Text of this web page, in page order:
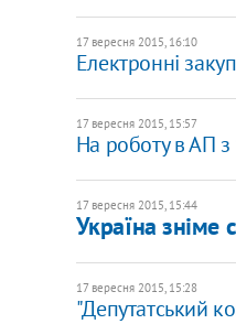
17 вересня 2015, 16:10
Електронні
17 вересня 2015, 15:57
На роботу в АП з
17 вересня 2015, 15:44
Україна зніме
17 вересня 2015, 15:28
"Депутатський